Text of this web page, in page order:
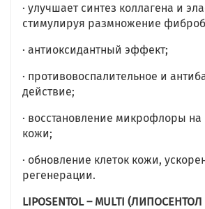
· улучшает синтез коллагена и
стимулируя размножение
· антиоксидантный эффект;
· противовоспалительное и
действие;
· восстановление микрофлоры на
кожи;
· обновление клеток кожи,
регенерации.
LIPOSENTOL – MULTI